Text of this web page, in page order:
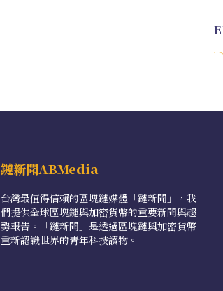
鏈新聞ABMedia
台灣最值得信賴的區塊鏈媒體「鏈新聞」，我
們提供全球區塊鏈與加密貨幣的重要新聞與趨
勢報告。「鏈新聞」是透過區塊鏈與加密貨幣
重新認識世界的青年科技讀物。